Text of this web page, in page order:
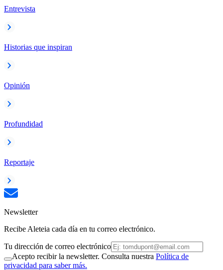
Entrevista
Historias que inspiran
Opinión
Profundidad
Reportaje
Newsletter
Recibe Aleteia cada día en tu correo electrónico.
Tu dirección de correo electrónico
Acepto recibir la newsletter. Consulta nuestra Política de
privacidad para saber más.